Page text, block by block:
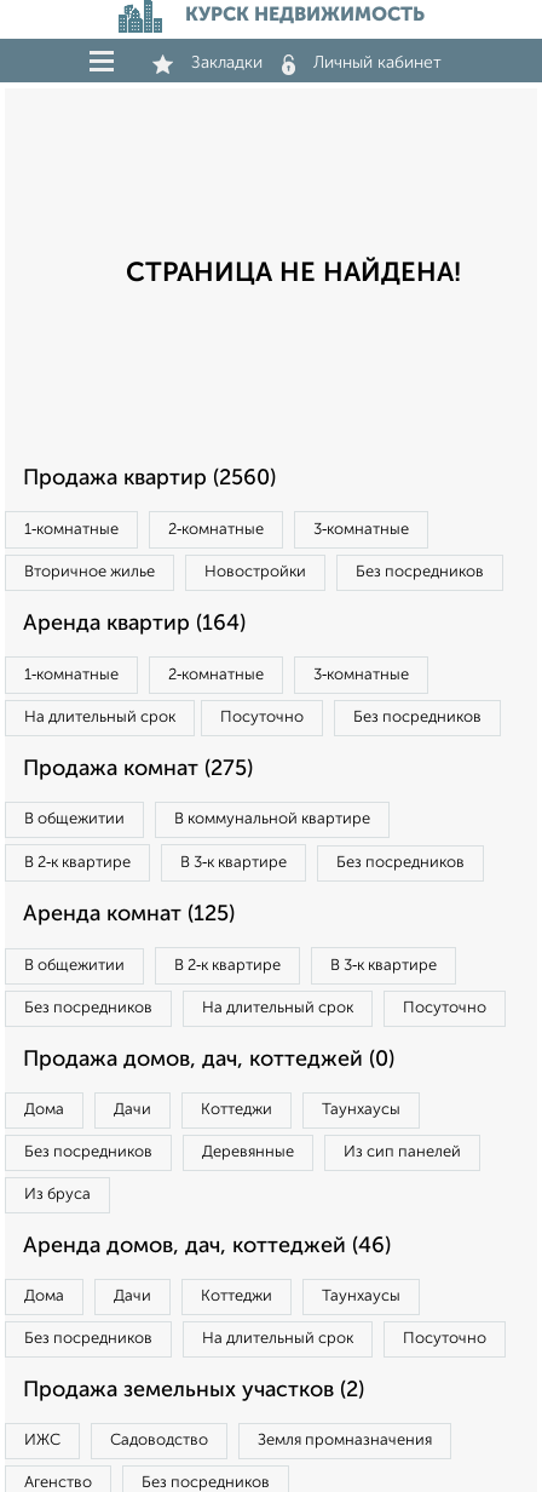
КУРСК НЕДВИЖИМОСТЬ
Закладки Личный кабинет
СТРАНИЦА НЕ НАЙДЕНА!
Продажа квартир (2560)
1‑комнатные 2‑комнатные 3‑комнатные
Вторичное жилье Новостройки Без посредников
Аренда квартир (164)
1‑комнатные 2‑комнатные 3‑комнатные
На длительный срок Посуточно Без посредников
Продажа комнат (275)
В общежитии В коммунальной квартире
В 2‑к квартире В 3‑к квартире Без посредников
Аренда комнат (125)
В общежитии В 2‑к квартире В 3‑к квартире
Без посредников На длительный срок Посуточно
Продажа домов, дач, коттеджей (0)
Дома Дачи Коттеджи Таунхаусы
Без посредников Деревянные Из сип панелей
Из бруса
Аренда домов, дач, коттеджей (46)
Дома Дачи Коттеджи Таунхаусы
Без посредников На длительный срок Посуточно
Продажа земельных участков (2)
ИЖС Садоводство Земля промназначения
Агенство Без посредников